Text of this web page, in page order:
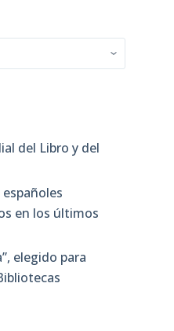
del Libro y del
en los últimos
elegido para